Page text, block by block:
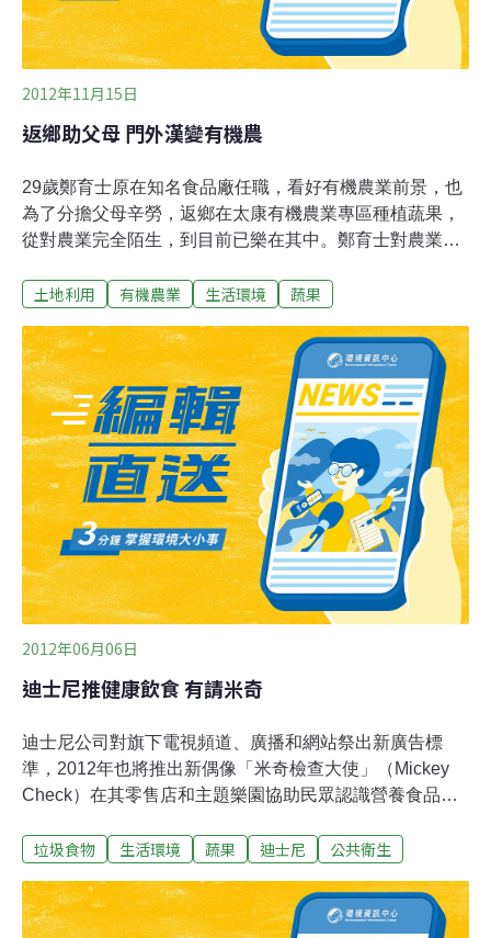
2012年11月15日
返鄉助父母 門外漢變有機農
29歲鄭育士原在知名食品廠任職，看好有機農業前景，也
為了分擔父母辛勞，返鄉在太康有機農業專區種植蔬果，
從對農業完全陌生，到目前已樂在其中。鄭育士對農業原
月來幾乎每天跟著爸媽下田，很快就進入狀況，甚至買了
有機蔬果，對於有消費者質疑蔬果賣相不好，只能努力地
解說有機種植的過程。他說，推廣有機農業應往下扎根，
例如從國小教育、營養午餐著手，此外，農委會目前在台
北市希望廣場僅設置7個有機蔬果攤位，且隔週休才能前
往擺攤，每攤1年內不得擺攤超過10次，限制有機蔬果的
推廣，建議政府單位也能多輔導設置有機市集，甚至週末
假期也能開放公共空間讓農民販售有機蔬果。
土地利用 有機農業 生活環境 蔬果
2012年06月06日
迪士尼推健康飲食 有請米奇
迪士尼公司對旗下電視頻道、廣播和網站祭出新廣告標
準，2012年也將推出新偶像「米奇檢查大使」（Mickey
Check）在其零售店和主題樂園協助民眾認識營養食品及
美國各大媒體，率先宣布自2015年起旗下電視頻道和網站
康飲食的第一夫人蜜雪兒‧歐巴馬（Michelle Obama）5日
也出席迪士尼在華盛頓的這項里程碑宣布記者會。她說：
垃圾食物 生活環境 蔬果 迪士尼 公共衛生